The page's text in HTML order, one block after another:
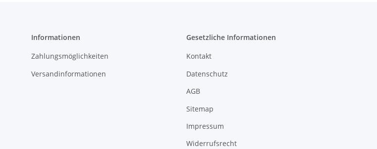
Informationen
Zahlungsmöglichkeiten
Versandinformationen
Gesetzliche Informationen
Kontakt
Datenschutz
AGB
Sitemap
Impressum
Widerrufsrecht